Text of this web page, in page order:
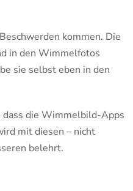
kommen. Die
in den Wimmelfotos
sie selbst eben in den
dass die Wimmelbild-Apps
mit diesen – nicht
belehrt.